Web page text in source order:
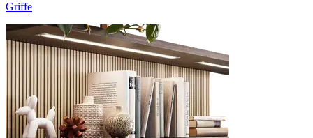
Griffe